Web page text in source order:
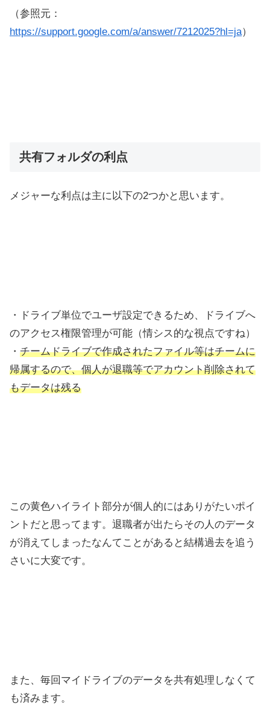
（参照元：
https://support.google.com/a/answer/7212025?hl=ja）
共有フォルダの利点
メジャーな利点は主に以下の2つかと思います。
・ドライブ単位でユーザ設定できるため、ドライブへ
のアクセス権限管理が可能（情シス的な視点ですね）
・ チームドライブで作成されたファイル等はチームに
帰属するので、個人が退職等でアカウント削除されて
もデータは残る
この黄色ハイライト部分が個人的にはありがたいポイ
ントだと思ってます。退職者が出たらその人のデータ
が消えてしまったなんてことがあると結構過去を追う
さいに大変です。
また、毎回マイドライブのデータを共有処理しなくて
も済みます。